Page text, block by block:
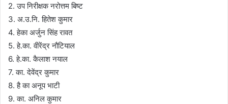
2. उप निरीक्षक नरोत्तम बिष्ट
3. अ.उ.नि. हितेश कुमार
4. हेका अर्जुन सिंह रावत
5. हे.का. वीरेंद्र नौटियाल
6. हे.का. कैलाश नयाल
7. का. देवेंद्र कुमार
8. है का अनूप भाटी
9. का. अनिल कुमार